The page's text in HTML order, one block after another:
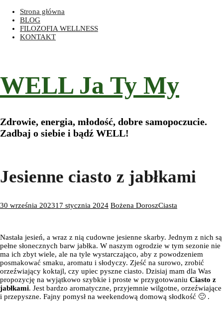
Przeskocz
treści
Strona główna
BLOG
FILOZOFIA WELLNESS
KONTAKT
WELL Ja Ty My
Zdrowie, energia, młodość, dobre samopoczucie.
Zadbaj o siebie i bądź WELL!
Jesienne ciasto z jabłkami
30 września 202317 stycznia 2024 Bożena DoroszCiasta
Nastała jesień, a wraz z nią cudowne jesienne skarby. Jednym z nich są
pełne słonecznych barw jabłka. W naszym ogrodzie w tym sezonie nie
ma ich zbyt wiele, ale na tyle wystarczająco, aby z powodzeniem
posmakować smaku, aromatu i słodyczy. Zjeść na surowo, zrobić
orzeźwiający koktajl, czy upiec pyszne ciasto. Dzisiaj mam dla Was
propozycję na wyjątkowo szybkie i proste w przygotowaniu Ciasto z
jabłkami. Jest bardzo aromatyczne, przyjemnie wilgotne, orzeźwiające
i przepyszne. Fajny pomysł na weekendową domową słodkość 🙂 .